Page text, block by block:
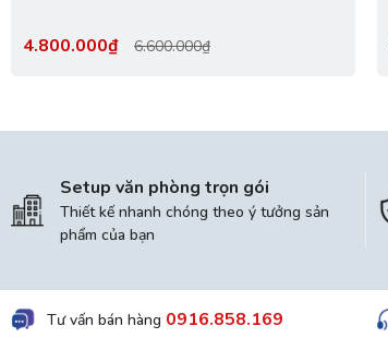
4.800.000₫ 6.600.000₫
Setup văn phòng trọn gói
Thiết kế nhanh chóng theo ý tưởng sản
phẩm của bạn
Tư vấn bán hàng 0916.858.169